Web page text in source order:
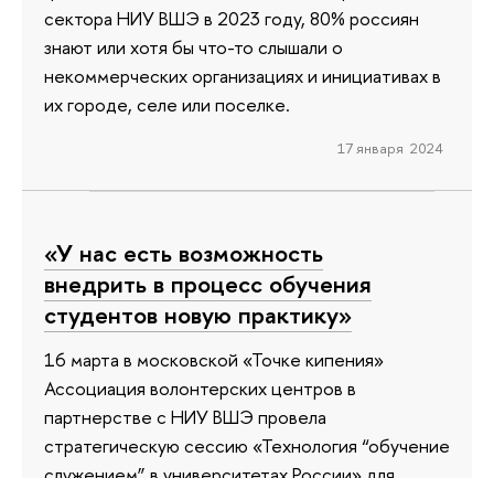
сектора НИУ ВШЭ в 2023 году, 80% россиян
знают или хотя бы что-то слышали о
некоммерческих организациях и инициативах в
их городе, селе или поселке.
17 января 2024
«У нас есть возможность
внедрить в процесс обучения
студентов новую практику»
16 марта в московской «Точке кипения»
Ассоциация волонтерских центров в
партнерстве с НИУ ВШЭ провела
стратегическую сессию «Технология “обучение